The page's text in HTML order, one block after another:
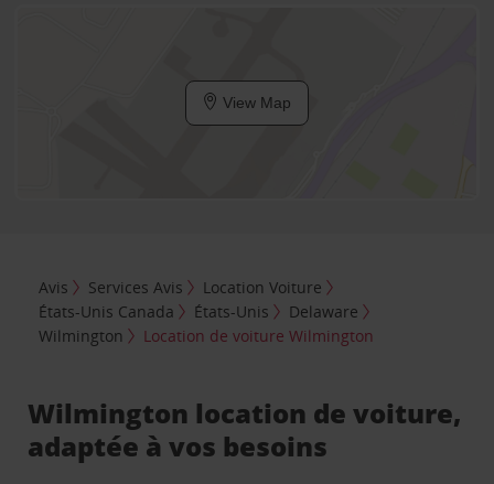
View Map
Avis Services Avis
Location Voiture
États-Unis Canada
États-Unis
Delaware
Wilmington
Location de voiture Wilmington
Wilmington location de voiture,
adaptée à vos besoins